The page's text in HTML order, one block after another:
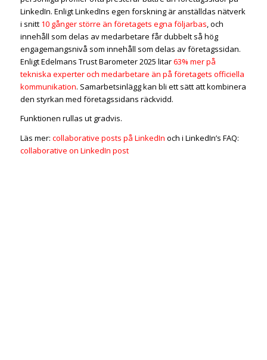
LinkedIn. Enligt LinkedIns egen forskning är anställdas nätverk
i snitt 10 gånger större än företagets egna följarbas, och
innehåll som delas av medarbetare får dubbelt så hög
engagemangsnivå som innehåll som delas av företagssidan.
Enligt Edelmans Trust Barometer 2025 litar63% mer på
tekniska experter och medarbetare än på företagets officiella
kommunikation. Samarbetsinlägg kan bli ett sätt att kombinera
den styrkan med företagssidans räckvidd.
Funktionen rullas ut gradvis.
Läs mer: collaborative posts på LinkedIn och i LinkedIn’s FAQ:
collaborative on LinkedIn post